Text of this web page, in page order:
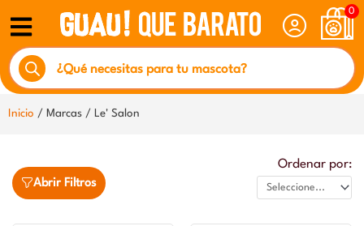
contenido
0
Búsqueda
de
productos
Inicio / Marcas / Le' Salon
Abrir Filtros
Ordenar por: